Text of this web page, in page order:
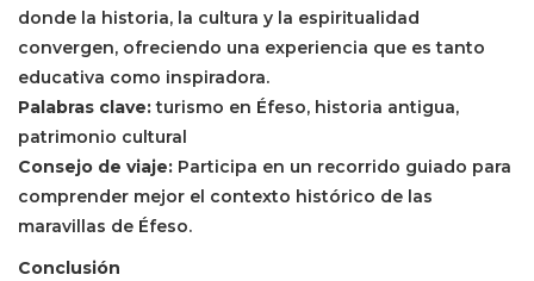
donde la historia, la cultura y la espiritualidad
convergen, ofreciendo una experiencia que es tanto
educativa como inspiradora.
Palabras clave:turismo en Éfeso, historia antigua,
patrimonio cultural
Consejo de viaje: Participa en un recorrido guiado para
comprender mejor el contexto histórico de las
maravillas de Éfeso.
Conclusión